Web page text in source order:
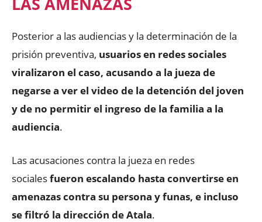
Posterior a las audiencias y la determinación de la
prisión preventiva, usuarios en redes sociales
viralizaron el caso, acusando a la jueza de
negarse a ver el video de la detención del joven
y de no permitir el ingreso de la familia a la
audiencia.
Las acusaciones contra la jueza en redes
socialesfueron escalando hasta convertirse en
amenazas contra su persona y funas, e incluso
se filtró la dirección de Atala.